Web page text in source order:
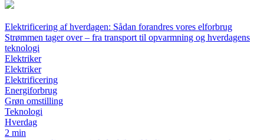
Elektrificering af hverdagen: Sådan forandres vores elforbrug
Strømmen tager over – fra transport til opvarmning og hverdagens
teknologi
Elektriker
Elektriker
Elektrificering
Energiforbrug
Grøn omstilling
Teknologi
Hverdag
2 min